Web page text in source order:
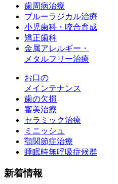
歯周病治療
ブルーラジカル治療
小児歯科・咬合育成
矯正歯科
金属アレルギー・
メタルフリー治療
お口の
メインテナンス
歯の欠損
審美治療
セラミック治療
ミニッシュ
顎関節症治療
睡眠時無呼吸症候群
新着情報